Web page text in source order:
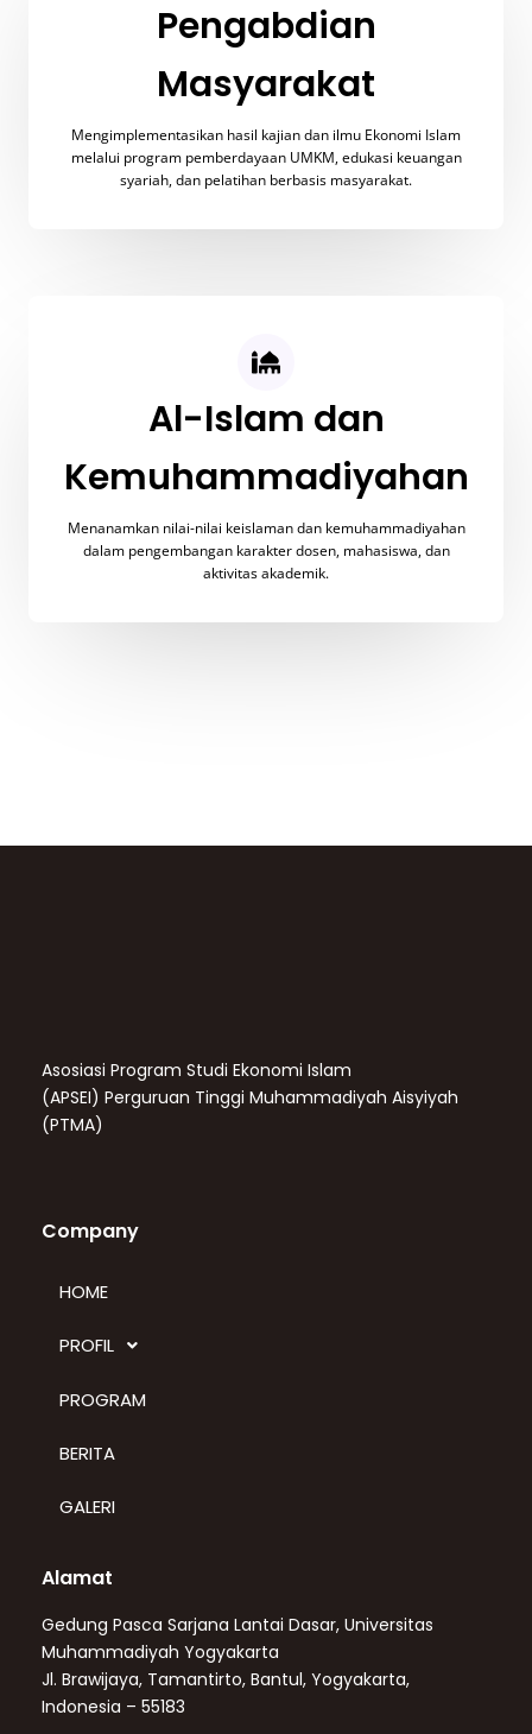
Pengabdian
Masyarakat
Mengimplementasikan hasil kajian dan ilmu Ekonomi Islam
melalui program pemberdayaan UMKM, edukasi keuangan
syariah, dan pelatihan berbasis masyarakat.
Al-Islam dan
Kemuhammadiyahan
Menanamkan nilai-nilai keislaman dan kemuhammadiyahan
dalam pengembangan karakter dosen, mahasiswa, dan
aktivitas akademik.
Asosiasi Program Studi Ekonomi Islam
(APSEI) Perguruan Tinggi Muhammadiyah Aisyiyah
(PTMA)
Company
HOME
PROFIL
PROGRAM
BERITA
GALERI
Alamat
Gedung Pasca Sarjana Lantai Dasar, Universitas
Muhammadiyah Yogyakarta
Jl. Brawijaya, Tamantirto, Bantul, Yogyakarta,
Indonesia – 55183